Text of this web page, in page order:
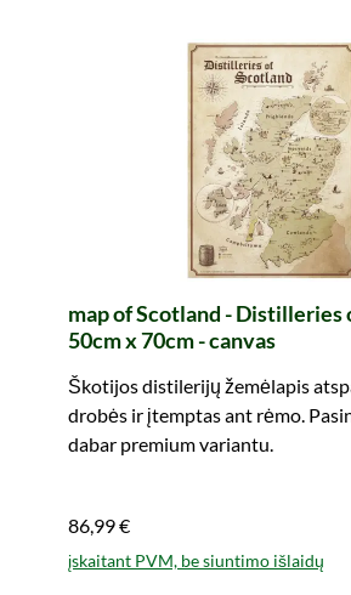
map of Scotland - Distilleries
50cm x 70cm - canvas
Škotijos distilerijų žemėlapis
drobės ir įtemptas ant rėmo.
dabar premium variantu.
86,99 €
įskaitant PVM, be siuntimo išlaidų